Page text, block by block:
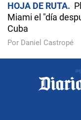
HOJA DE RUTA
Miami el "día
Cuba
Por Daniel Castropé